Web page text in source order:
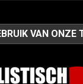
VAN ONZE